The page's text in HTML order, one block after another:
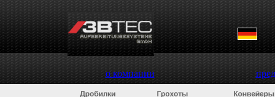
о компании